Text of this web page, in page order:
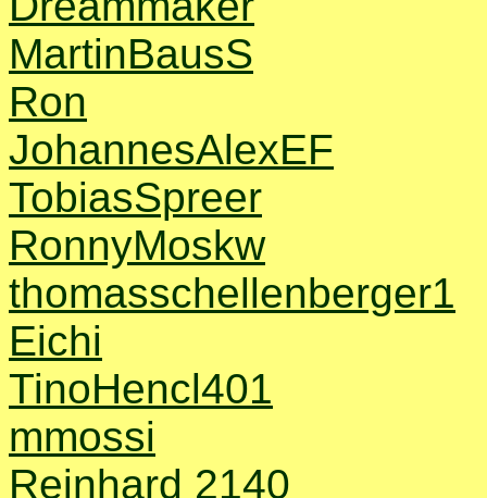
MartinBausS
Ron
JohannesAlexEF
TobiasSpreer
RonnyMoskw
thomasschellenberger1
Eichi
TinoHencl401
mmossi
Reinhard 2140